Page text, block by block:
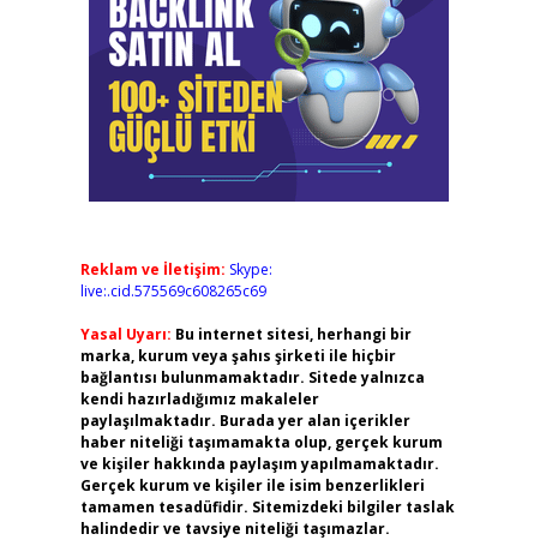
Reklam ve İletişim: Skype:
live:.cid.575569c608265c69
Yasal Uyarı: Bu internet sitesi, herhangi bir
marka, kurum veya şahıs şirketi ile hiçbir
bağlantısı bulunmamaktadır. Sitede yalnızca
kendi hazırladığımız makaleler
paylaşılmaktadır. Burada yer alan içerikler
haber niteliği taşımamakta olup, gerçek kurum
ve kişiler hakkında paylaşım yapılmamaktadır.
Gerçek kurum ve kişiler ile isim benzerlikleri
tamamen tesadüfidir. Sitemizdeki bilgiler taslak
halindedir ve tavsiye niteliği taşımazlar.